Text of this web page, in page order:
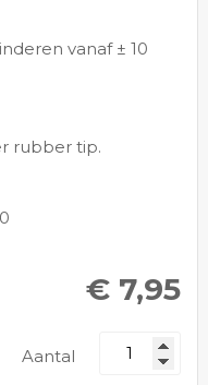
vanaf ± 10
rubber tip.
€ 7,95
Aantal